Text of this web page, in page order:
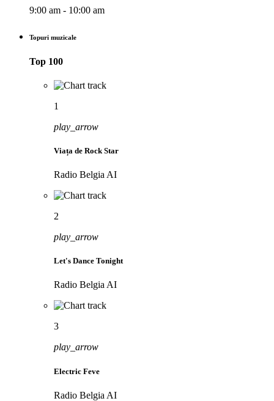
9:00 am - 10:00 am
Topuri muzicale
Top 100
1
play_arrow
Viața de Rock Star
Radio Belgia AI
2
play_arrow
Let's Dance Tonight
Radio Belgia AI
3
play_arrow
Electric Feve
Radio Belgia AI